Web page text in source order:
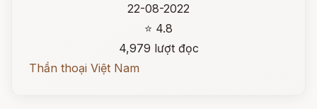
22-08-2022
⭐ 4.8
4,979 lượt đọc
Thần thoại Việt Nam